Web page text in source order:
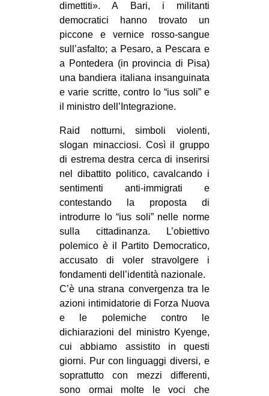
dimettiti». A Bari, i militanti
democratici hanno trovato un
piccone e vernice rosso-sangue
sull’asfalto; a Pesaro, a Pescara e
a Pontedera (in provincia di Pisa)
una bandiera italiana insanguinata
e varie scritte, contro lo “ius soli” e
il ministro dell’Integrazione.
Raid notturni, simboli violenti,
slogan minacciosi. Così il gruppo
di estrema destra cerca di inserirsi
nel dibattito politico, cavalcando i
sentimenti anti-immigrati e
contestando la proposta di
introdurre lo “ius soli” nelle norme
sulla cittadinanza. L’obiettivo
polemico è il Partito Democratico,
accusato di voler stravolgere i
fondamenti dell’identità nazionale.
C’è una strana convergenza tra le
azioni intimidatorie di Forza Nuova
e le polemiche contro le
dichiarazioni del ministro Kyenge,
cui abbiamo assistito in questi
giorni. Pur con linguaggi diversi, e
soprattutto con mezzi differenti,
sono ormai molte le voci che